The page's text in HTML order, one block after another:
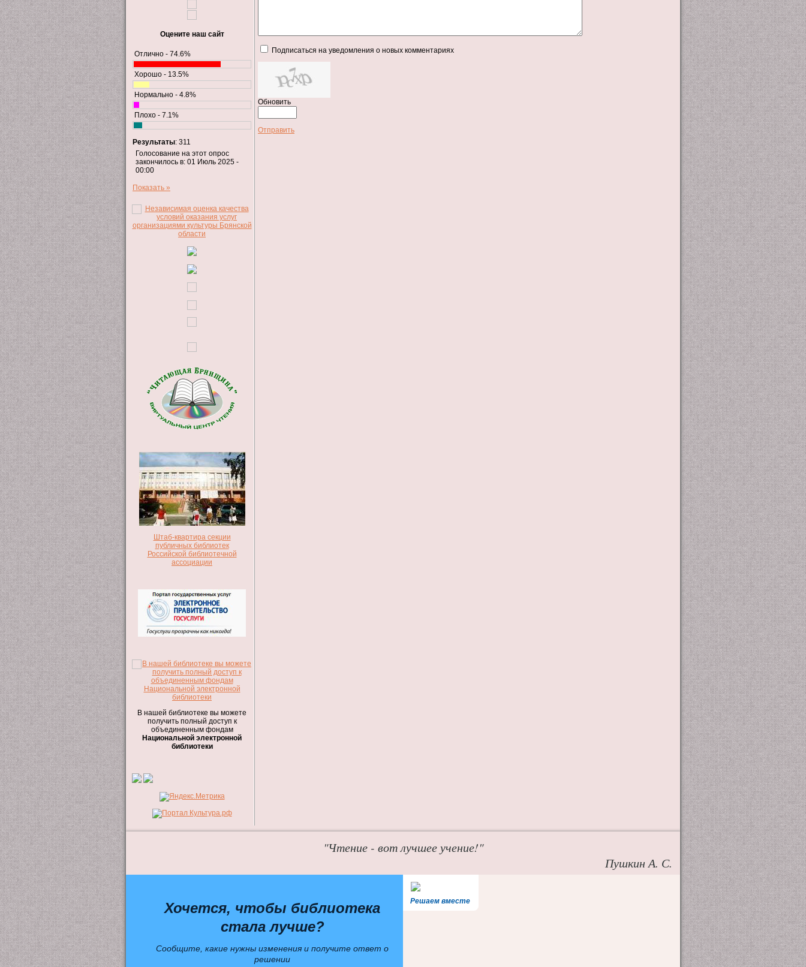
Оцените наш сайт
Отлично - 74.6%
Хорошо - 13.5%
Нормально - 4.8%
Плохо - 7.1%
Результаты: 311
Голосование на этот опрос
закончилось в: 01 Июль 2025 -
00:00
Показать »
Штаб-квартира секции
публичных библиотек
Российской библиотечной
ассоциации
В нашей библиотеке вы можете
получить полный доступ к
объединенным фондам
Национальной электронной
библиотеки
Подписаться на уведомления о новых комментариях
Обновить
Отправить
"Чтение - вот лучшее учение!"
Пушкин А. С.
Решаем вместе
Хочется, чтобы библиотека
стала лучше?
Сообщите, какие нужны изменения и получите ответ о
решении